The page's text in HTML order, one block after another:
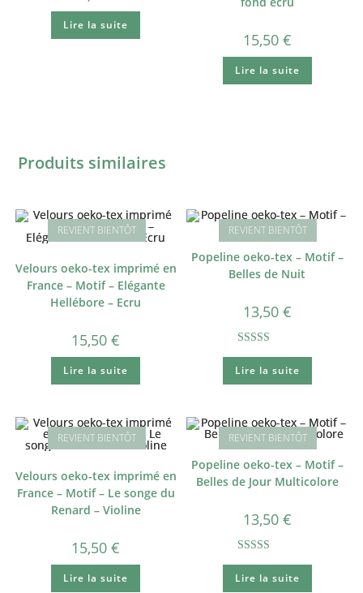
Lire la suite
15,50 €
Lire la suite
Produits similaires
Velours oeko-tex imprimé en
France – Motif – Elégante
Hellébore – Ecru
15,50€
Lire la suite
Popeline oeko-tex – Motif –
Belles de Nuit
13,50 €
sur 5
Lire la suite
Velours oeko-tex imprimé en
France – Motif – Le songe du
Renard – Violine
15,50€
Lire la suite
Popeline oeko-tex – Motif –
Belles de Jour Multicolore
13,50 €
Note5.00
sur 5
Lire la suite